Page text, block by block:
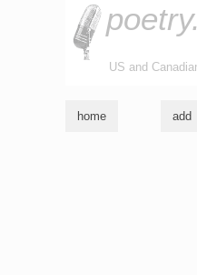
poetry.
US and
home add